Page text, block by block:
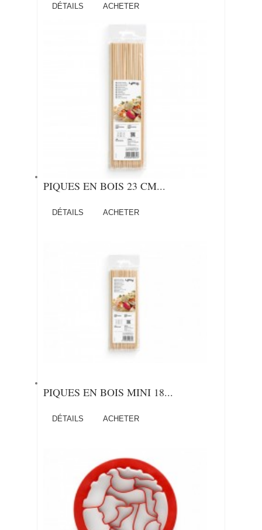
DÉTAILS ACHETER
PIQUES EN BOIS 23 CM...
DÉTAILS ACHETER
PIQUES EN BOIS MINI 18...
DÉTAILS ACHETER